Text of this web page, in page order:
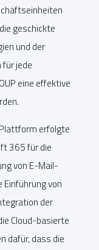
geschickte
und der
jede
eine effektive
erfolgte
365 für die
von E-Mail-
Einführung von
der
Cloud-basierte
dafür, dass die